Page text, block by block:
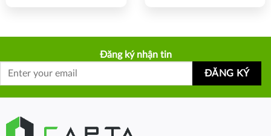
Đăng ký nhận tin